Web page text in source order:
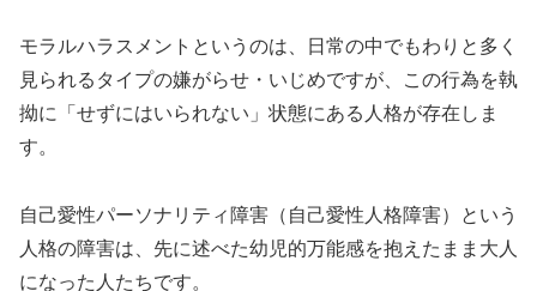
モラルハラスメントというのは、日常の中でもわりと多く
見られるタイプの嫌がらせ・いじめですが、この行為を執
拗に「せずにはいられない」状態にある人格が存在しま
す。
自己愛性パーソナリティ障害（自己愛性人格障害）という
人格の障害は、先に述べた幼児的万能感を抱えたまま大人
になった人たちです。